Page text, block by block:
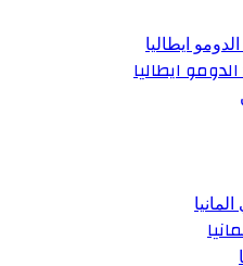
ايطاليا